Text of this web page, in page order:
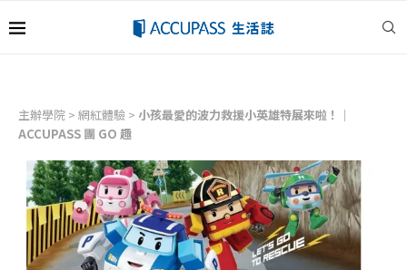
主辦學院 > 網紅體驗 > 小孩最愛的波力救援小英雄特展來啦！｜
ACCUPASS 團 GO 趣